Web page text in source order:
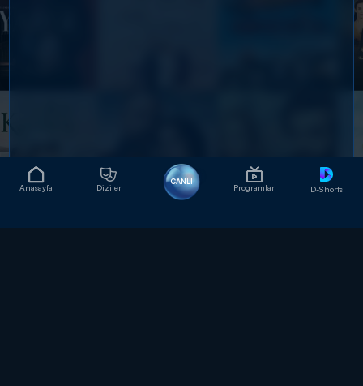
Anasayfa Diziler
CANLI
Programlar D-Shorts